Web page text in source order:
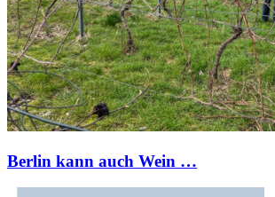
Berlin kann auch Wein …